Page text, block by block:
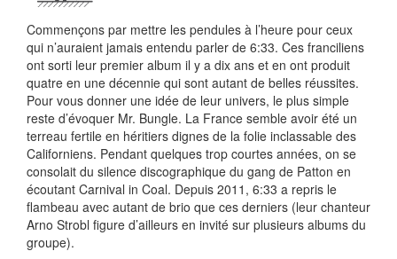
Commençons par mettre les pendules à l’heure pour ceux
qui n’auraient jamais entendu parler de 6:33. Ces franciliens
ont sorti leur premier album il y a dix ans et en ont produit
quatre en une décennie qui sont autant de belles réussites.
Pour vous donner une idée de leur univers, le plus simple
reste d’évoquer Mr. Bungle. La France semble avoir été un
terreau fertile en héritiers dignes de la folie inclassable des
Californiens. Pendant quelques trop courtes années, on se
consolait du silence discographique du gang de Patton en
écoutant Carnival in Coal. Depuis 2011, 6:33 a repris le
flambeau avec autant de brio que ces derniers (leur chanteur
Arno Strobl figure d’ailleurs en invité sur plusieurs albums du
groupe).